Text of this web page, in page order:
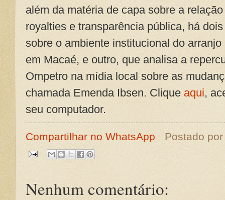
além da matéria de capa sobre a
royalties e transparência pública, há
sobre o ambiente institucional do
em Macaé, e outro, que analisa a
Ompetro na mídia local sobre as
chamada Emenda Ibsen. Clique aqui,
seu computador.
Compartilhar no WhatsApp Postado
Nenhum comentário: